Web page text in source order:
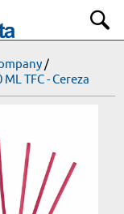
/
TFC - Cereza